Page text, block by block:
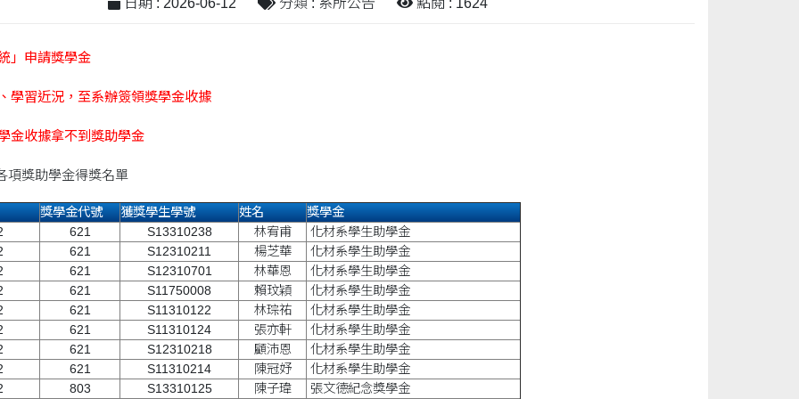
日期 : 2026-06-12 分類 : 系所公告 點閱 : 1624
」申請獎學金
學習近況，至系辦簽領獎學金收據
金收據拿不到獎助學金
項獎助學金得獎名單
獎學金代號 獲獎學生學號 姓名
獎學金
621 S13310238 林宥甫
化材系學生助學金
621 S12310211 楊芝華
化材系學生助學金
621 S12310701 林華恩
化材系學生助學金
621 S11750008 賴玟穎
化材系學生助學金
621 S11310122 林琮祐
化材系學生助學金
621 S11310124 張亦軒
化材系學生助學金
621 S12310218 顧沛恩
化材系學生助學金
621 S11310214 陳冠妤
化材系學生助學金
803 S13310125 陳子瑋 張文德紀念獎學金